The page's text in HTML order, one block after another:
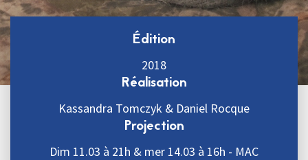
Édition
2018
Réalisation
Kassandra Tomczyk & Daniel Rocque
Projection
Dim 11.03 à 21h & mer 14.03 à 16h - MAC